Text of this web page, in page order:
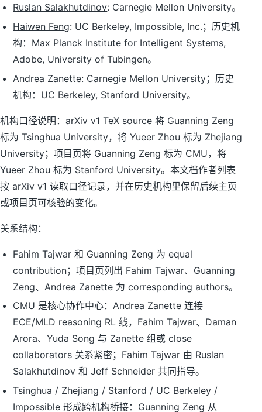
Ruslan Salakhutdinov: Carnegie Mellon University。
Haiwen Feng: UC Berkeley, Impossible, Inc.；历史机
构：Max Planck Institute for Intelligent Systems,
Adobe, University of Tubingen。
Andrea Zanette: Carnegie Mellon University；历史
机构：UC Berkeley, Stanford University。
机构口径说明：arXiv v1 TeX source 将 Guanning Zeng
标为 Tsinghua University，将 Yueer Zhou 标为 Zhejiang
University；项目页将 Guanning Zeng 标为 CMU，将
Yueer Zhou 标为 Stanford University。本文档作者列表
按 arXiv v1 读取口径记录，并在历史机构里保留后续主页
或项目页可核验的变化。
关系结构：
Fahim Tajwar 和 Guanning Zeng 为 equal
contribution；项目页列出 Fahim Tajwar、Guanning
Zeng、Andrea Zanette 为 corresponding authors。
CMU 是核心协作中心：Andrea Zanette 连接
ECE/MLD reasoning RL 线，Fahim Tajwar、Daman
Arora、Yuda Song 与 Zanette 组或 close
collaborators 关系紧密；Fahim Tajwar 由 Ruslan
Salakhutdinov 和 Jeff Schneider 共同指导。
Tsinghua / Zhejiang / Stanford / UC Berkeley /
Impossible 形成跨机构桥接：Guanning Zeng 从